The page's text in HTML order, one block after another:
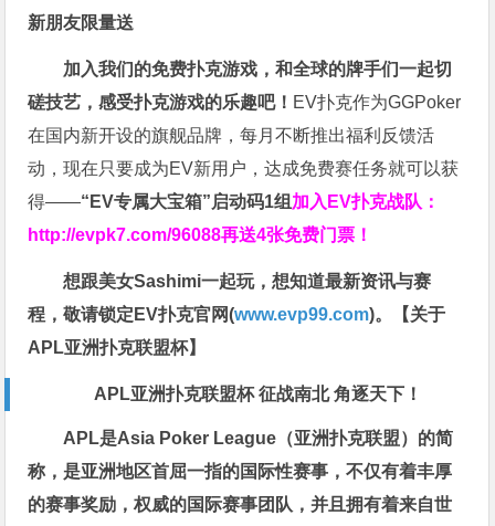
新朋友限量送
加入我们的免费扑克游戏，和全球的牌手们一起切
磋技艺，感受扑克游戏的乐趣吧！ EV扑克作为GGPoker
在国内新开设的旗舰品牌，每月不断推出福利反馈活
动，现在只要成为EV新用户，达成免费赛任务就可以获
得——“EV专属大宝箱”启动码1组 加入EV扑克战队：
http://evpk7.com/96088再送4张免费门票！
想跟美女Sashimi一起玩，想知道最新资讯与赛
程，敬请锁定EV扑克官网(www.evp99.com)。
【关于
APL亚洲扑克联盟杯】
APL亚洲扑克联盟杯 征战南北 角逐天下！
APL是Asia Poker League（亚洲扑克联盟）的简
称，是亚洲地区首屈一指的国际性赛事，不仅有着丰厚
的赛事奖励，权威的国际赛事团队，并且拥有着来自世